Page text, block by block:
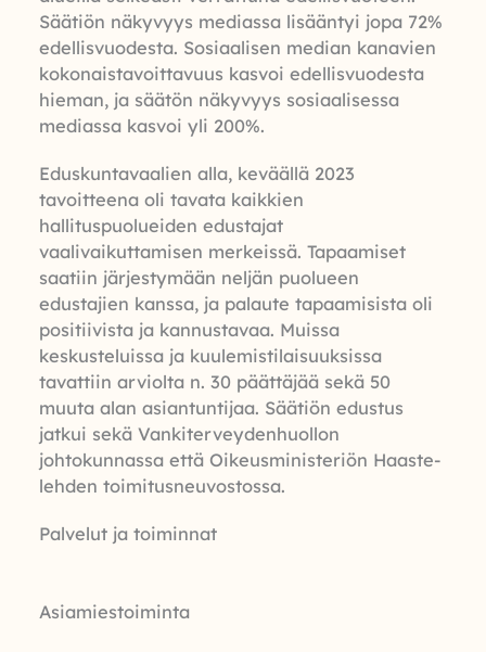
Säätiön näkyvyys mediassa lisääntyi jopa 72%
edellisvuodesta. Sosiaalisen median kanavien
kokonaistavoittavuus kasvoi edellisvuodesta
hieman, ja säätön näkyvyys sosiaalisessa
mediassa kasvoi yli 200%.
Eduskuntavaalien alla, keväällä 2023
tavoitteena oli tavata kaikkien
hallituspuolueiden edustajat
vaalivaikuttamisen merkeissä. Tapaamiset
saatiin järjestymään neljän puolueen
edustajien kanssa, ja palaute tapaamisista oli
positiivista ja kannustavaa. Muissa
keskusteluissa ja kuulemistilaisuuksissa
tavattiin arviolta n. 30 päättäjää sekä 50
muuta alan asiantuntijaa. Säätiön edustus
jatkui sekä Vankiterveydenhuollon
johtokunnassa että Oikeusministeriön Haaste-
lehden toimitusneuvostossa.
Palvelut ja toiminnat
Asiamiestoiminta